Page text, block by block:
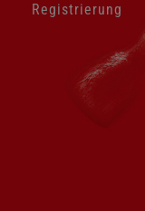
Registrierung